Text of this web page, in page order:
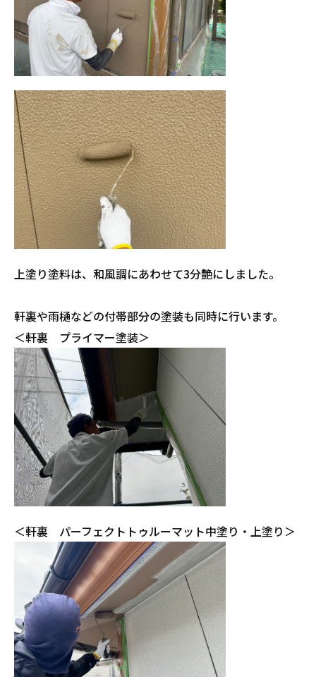
上塗り塗料は、和風調にあわせて3分艶にしました。
軒裏や雨樋などの付帯部分の塗装も同時に行います。
＜軒裏 プライマー塗装＞
＜軒裏 パーフェクトトゥルーマット中塗り・上塗り＞